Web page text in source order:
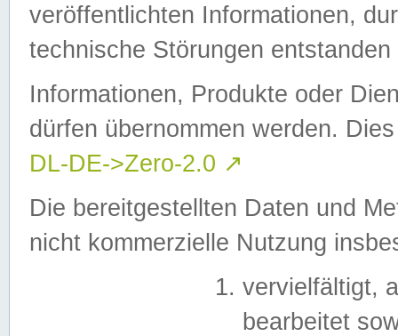
veröffentlichten Informationen,
technische Störungen
Informationen, Produkte oder
dürfen übernommen werden.
DL-DE->Zero-2.0 ↗
Die bereitgestellten Daten und
nicht kommerzielle Nutzung
vervielfältigt,
bearbeitet